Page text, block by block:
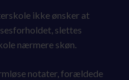
ikke ønsker at
slettes
nærmere skøn.
notater, forældede